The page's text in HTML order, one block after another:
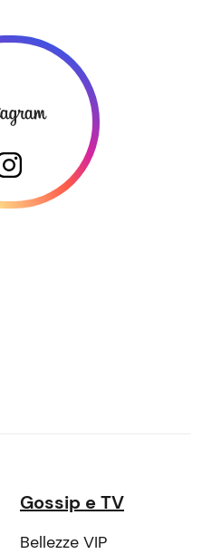
Gossip e TV
Bellezze VIP